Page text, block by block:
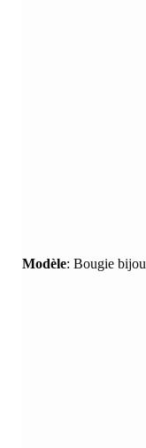
Modèle: Bougie bijou